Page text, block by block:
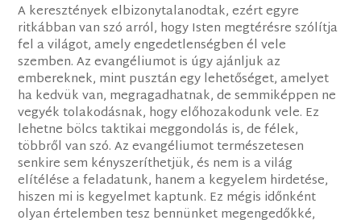
A keresztények elbizonytalanodtak, ezért egyre
ritkábban van szó arról, hogy Isten megtérésre szólítja
fel a világot, amely engedetlenségben él vele
szemben. Az evangéliumot is úgy ajánljuk az
embereknek, mint pusztán egy lehetőséget, amelyet
ha kedvük van, megragadhatnak, de semmiképpen ne
vegyék tolakodásnak, hogy előhozakodunk vele. Ez
lehetne bölcs taktikai meggondolás is, de félek,
többről van szó. Az evangéliumot természetesen
senkire sem kényszeríthetjük, és nem is a világ
elítélése a feladatunk, hanem a kegyelem hirdetése,
hiszen mi is kegyelmet kaptunk. Ez mégis időnként
olyan értelemben tesz bennünket megengedőkké,